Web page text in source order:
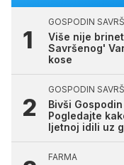
GOSPODIN
Više nije
Savršenog'
kose
GOSPODIN
Bivši
Pogledajte
ljetnoj idili uz
FARMA